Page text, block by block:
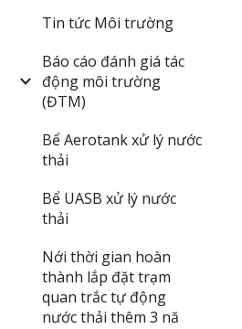
Tin tức Môi trường
Báo cáo đánh giá tác
động môi trường
(ĐTM)
Bể Aerotank xử lý nước
thải
Bể UASB xử lý nước
thải
Nới thời gian hoàn
thành lắp đặt trạm
quan trắc tự động
nước thải thêm 3 nă